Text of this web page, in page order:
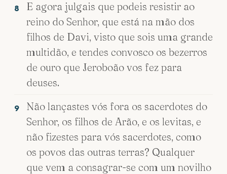
8
E agora julgais que podeis resistir ao
reino do Senhor, que está na mão dos
filhos de Davi, visto que sois uma grande
multidão, e tendes convosco os bezerros
de ouro que Jeroboão vos fez para
deuses.
9
Não lançastes vós fora os sacerdotes do
Senhor, os filhos de Arão, e os levitas, e
não fizestes para vós sacerdotes, como
os povos das outras terras? Qualquer
que vem a consagrar-se com um novilho